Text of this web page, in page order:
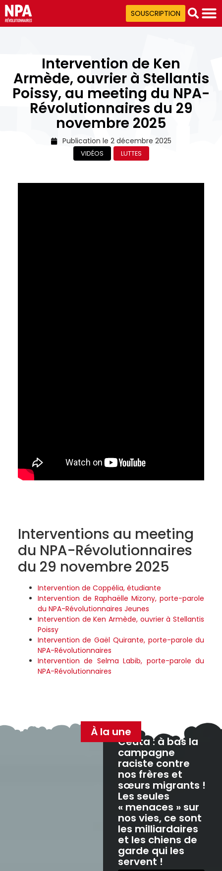
SOUSCRIPTION
Intervention de Ken
Armède, ouvrier à Stellantis
Poissy, au meeting du NPA-
Révolutionnaires du 29
novembre 2025
Publication le 2 décembre 2025
VIDÉOS LUTTES
Interventions au meeting
du NPA-Révolutionnaires
du 29 novembre 2025
Intervention de Coppélia, étudiante
Intervention de Raphaëlle Mizony, porte-parole
du NPA-Révolutionnaires Jeunes
Intervention de Ken Armède, ouvrier à Stellantis
Poissy
Intervention de Gaël Quirante, porte-parole du
NPA-Révolutionnaires
Intervention de Selma Labib, porte-parole du
NPA-Révolutionnaires
À la une
Ceuta : à bas la
campagne
raciste contre
nos frères et
sœurs migrants !
Les seules
« menaces » sur
nos vies, ce sont
les milliardaires
et les chiens de
garde qui les
servent !